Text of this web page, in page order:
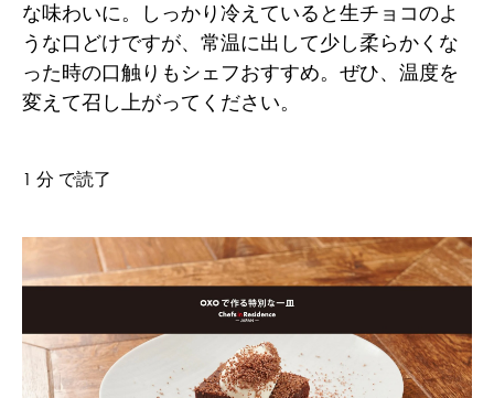
な味わいに。しっかり冷えていると生チョコのよ
うな口どけですが、常温に出して少し柔らかくな
った時の口触りもシェフおすすめ。ぜひ、温度を
変えて召し上がってください。
1 分 で読了